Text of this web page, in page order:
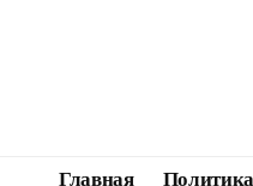
Главная Политика